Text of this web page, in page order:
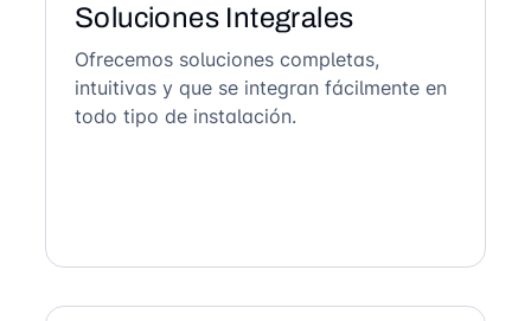
Soluciones Integrales
Ofrecemos soluciones completas,
intuitivas y que se integran fácilmente en
todo tipo de instalación.